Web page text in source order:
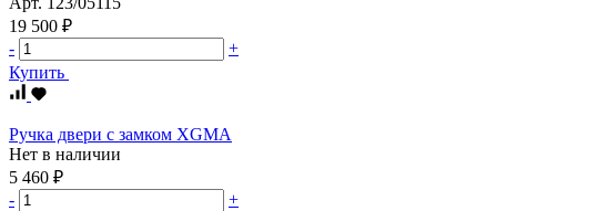
19 500 ₽
-
+
Купить
Ручка двери с замком XGMA
Нет в наличии
5 460 ₽
-
+